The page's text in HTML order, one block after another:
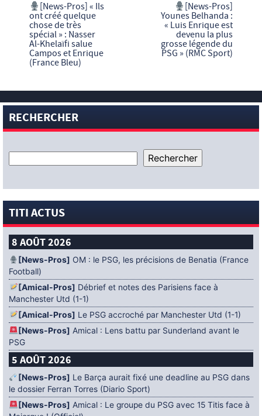
[News-Pros] « Ils
ont créé quelque
chose de très
spécial » : Nasser
Al-Khelaïfi salue
Campos et Enrique
(France Bleu)
[News-Pros]
Younes Belhanda :
« Luis Enrique est
devenu la plus
grosse légende du
PSG » (RMC Sport)
RECHERCHER
TITI ACTUS
8 AOÛT 2026
[News-Pros] OM : le PSG, les précisions de Benatia (France
Football)
[Amical-Pros] Débrief et notes des Parisiens face à
Manchester Utd (1-1)
[Amical-Pros] Le PSG accroché par Manchester Utd (1-1)
[News-Pros] Amical : Lens battu par Sunderland avant le
PSG
5 AOÛT 2026
[News-Pros] Le Barça aurait fixé une deadline au PSG dans
le dossier Ferran Torres (Diario Sport)
[News-Pros] Amical : Le groupe du PSG avec 15 Titis face à